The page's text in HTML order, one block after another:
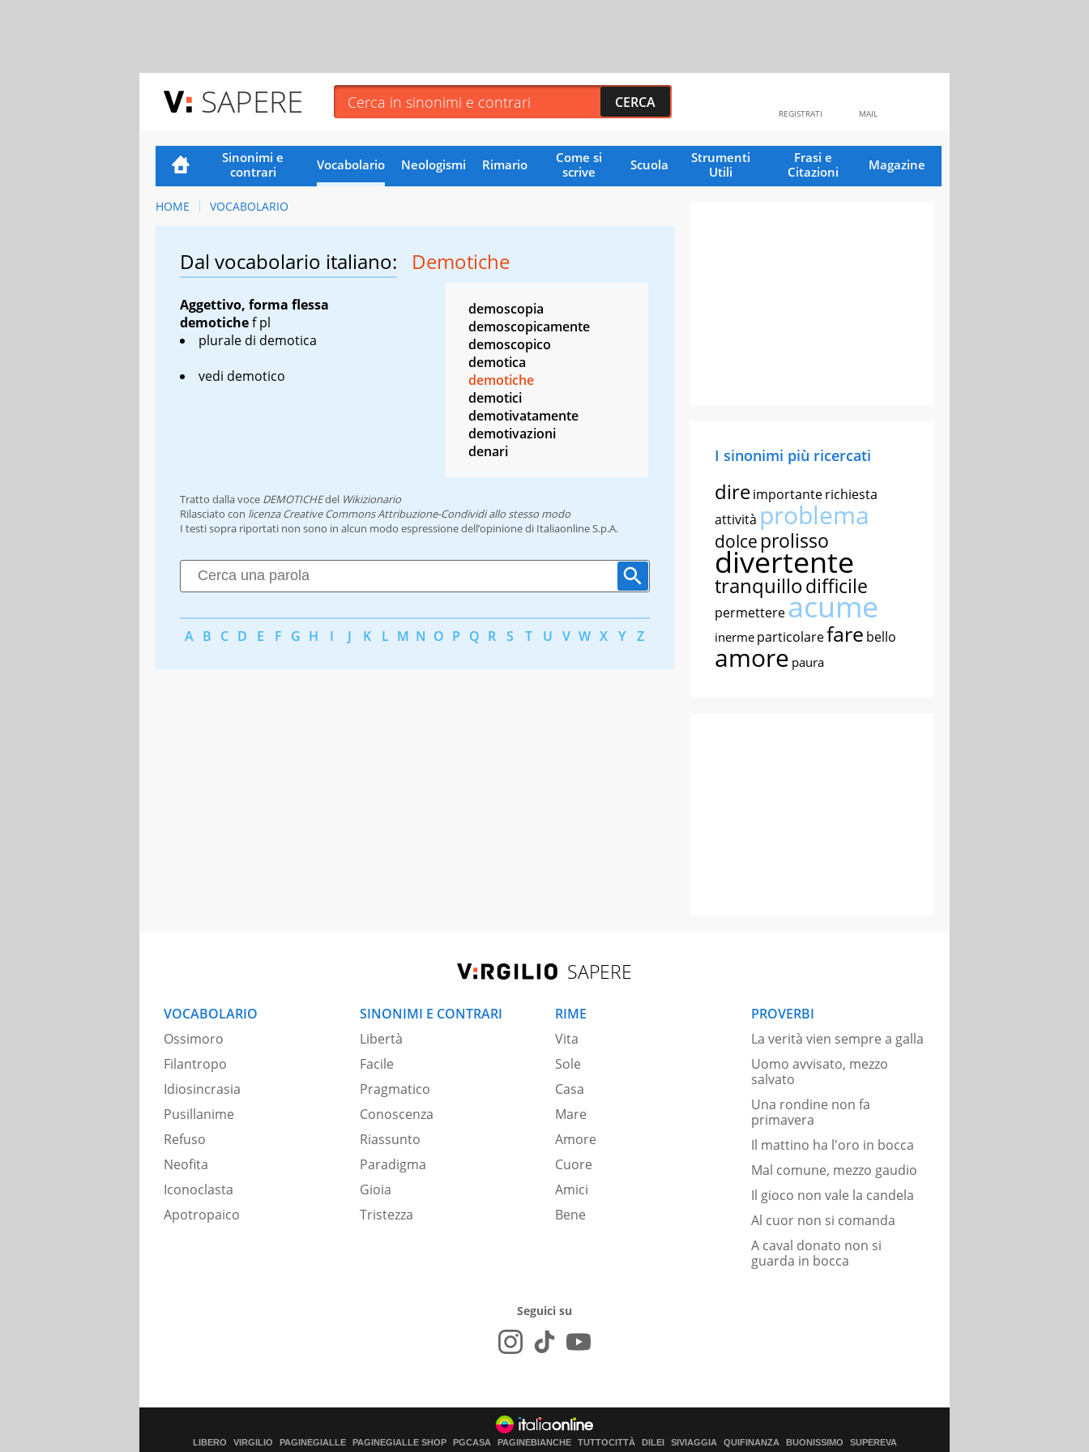
SAPERE MAIL
REGISTRATI
Sinonimi e
contrari
Vocabolario Neologismi Rimario
Come si
scrive
Scuola
Strumenti
Utili
Frasi e
Citazioni
Magazine
HOME VOCABOLARIO
Dal vocabolario italiano: Demotiche
Aggettivo, forma flessa
demotichef pl
plurale di demotica
vedi demotico
demoscopia
demoscopicamente
demoscopico
demotica
demotiche
demotici
demotivatamente
demotivazioni
denari
Tratto dalla voce DEMOTICHEdel Wikizionario
Rilasciato con licenza Creative Commons Attribuzione-Condividi allo stesso modo
I testi sopra riportati non sono in alcun modo espressione dell’opinione di Italiaonline S.p.A.
A B C D E F G H I J K L M N O P Q R S T U V W X Y Z
I sinonimi più ricercati
direimportanterichiesta
attività problema
dolce prolisso
divertente
tranquillodifficile
permettereacume
inerme particolarefare bello
amore paura
SAPERE
VOCABOLARIO
Ossimoro
Filantropo
Idiosincrasia
Pusillanime
Refuso
Neofita
Iconoclasta
Apotropaico
SINONIMI E CONTRARI
Libertà
Facile
Pragmatico
Conoscenza
Riassunto
Paradigma
Gioia
Tristezza
RIME
Vita
Sole
Casa
Mare
Amore
Cuore
Amici
Bene
PROVERBI
La verità vien sempre a galla
Uomo avvisato, mezzo
salvato
Una rondine non fa
primavera
Il mattino ha l'oro in bocca
Mal comune, mezzo gaudio
Il gioco non vale la candela
Al cuor non si comanda
A caval donato non si
guarda in bocca
Seguici su
LIBERO VIRGILIO PAGINEGIALLE PAGINEGIALLE SHOP PGCASA PAGINEBIANCHE TUTTOCITTÀ DILEI SIVIAGGIA QUIFINANZA BUONISSIMO SUPEREVA